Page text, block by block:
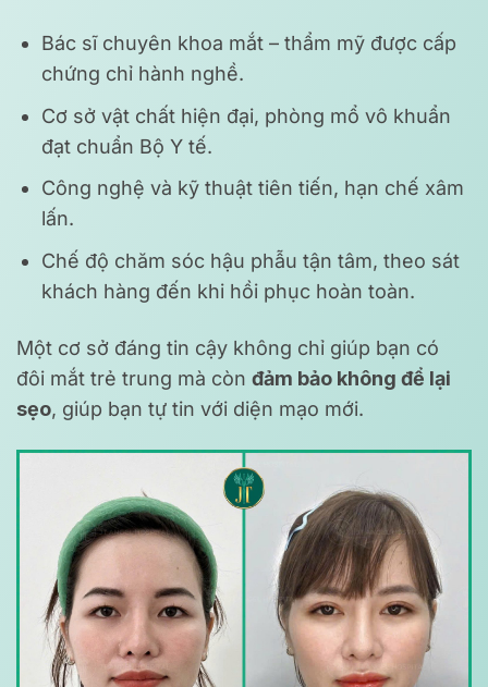
Bác sĩ chuyên khoa mắt – thẩm mỹ được cấp
chứng chỉ hành nghề.
Cơ sở vật chất hiện đại, phòng mổ vô khuẩn
đạt chuẩn Bộ Y tế.
Công nghệ và kỹ thuật tiên tiến, hạn chế xâm
lấn.
Chế độ chăm sóc hậu phẫu tận tâm, theo sát
khách hàng đến khi hồi phục hoàn toàn.
Một cơ sở đáng tin cậy không chỉ giúp bạn có
đôi mắt trẻ trung mà còn đảm bảo không để lại
sẹo, giúp bạn tự tin với diện mạo mới.